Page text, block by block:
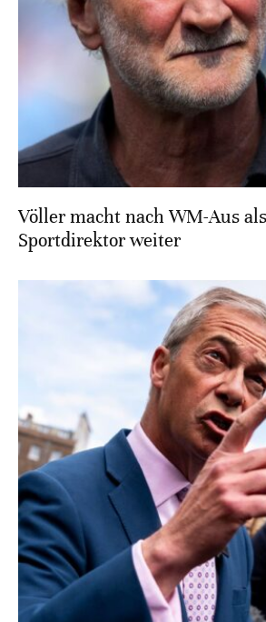
Völler macht nach WM-Aus
Sportdirektor weiter